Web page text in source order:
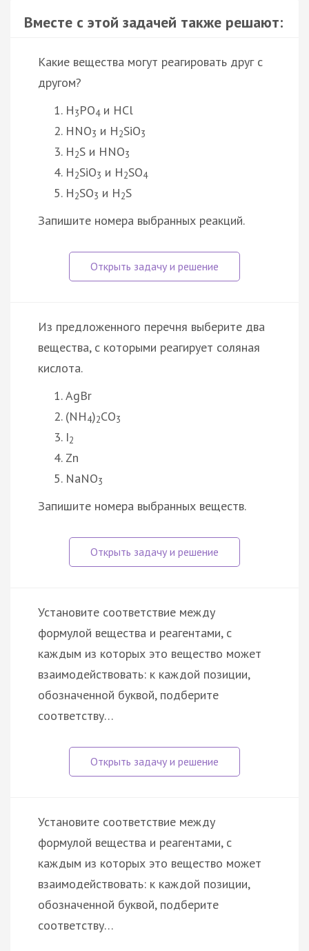
Вместе с этой задачей также решают:
Какие вещества могут реагировать друг с
другом?
H3PO4и HCl
HNO3 и H2SiO3
H2S и HNO3
H2SiO3 и H2SO4
H2SO3 и H2S
Запишите номера выбранных реакций.
Из предложенного перечня выберите два
вещества, с которыми реагирует соляная
кислота.
AgBr
(NH4)2CO3
I2
Zn
NaNO3
Запишите номера выбранных веществ.
Установите соответствие между
формулой вещества и реагентами, с
каждым из которых это вещество может
взаимодействовать: к каждой позиции,
обозначенной буквой, подберите
соответству…
Установите соответствие между
формулой вещества и реагентами, с
каждым из которых это вещество может
взаимодействовать: к каждой позиции,
обозначенной буквой, подберите
соответству…